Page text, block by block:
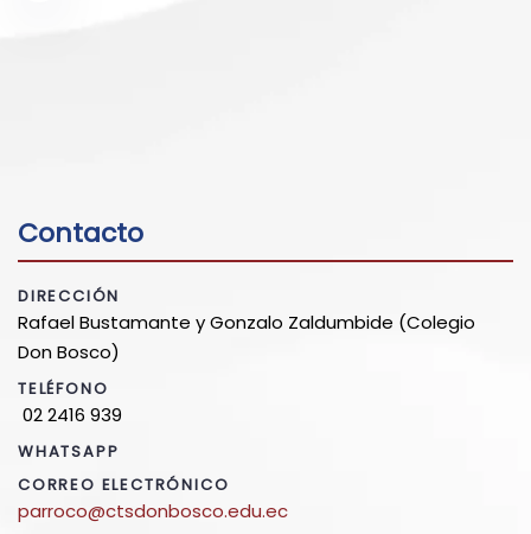
Contacto
DIRECCIÓN
Rafael Bustamante y Gonzalo Zaldumbide (Colegio
Don Bosco)
TELÉFONO
02 2416 939
WHATSAPP
CORREO ELECTRÓNICO
parroco@ctsdonbosco.edu.ec